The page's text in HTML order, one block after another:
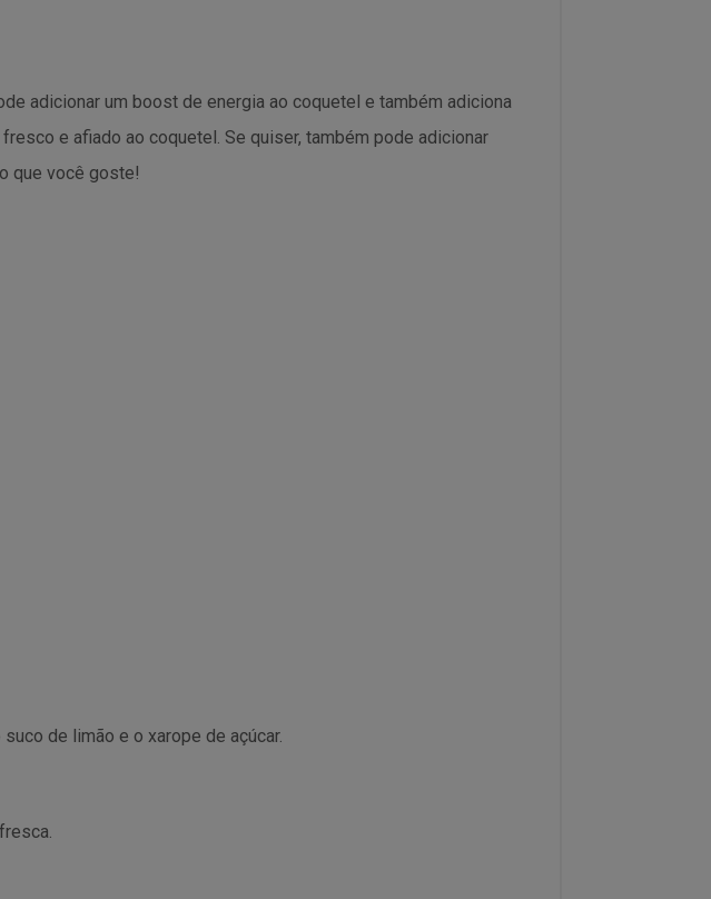
adicionar um boost de energia ao coquetel e também adiciona
e afiado ao coquetel. Se quiser, também pode adicionar
que você goste!
de limão e o xarope de açúcar.